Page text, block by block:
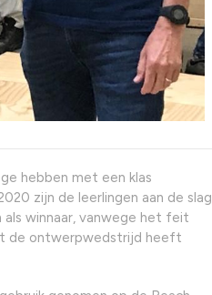
hebben met een klas
zijn de leerlingen aan de slag
als winnaar, vanwege het feit
de ontwerpwedstrijd heeft